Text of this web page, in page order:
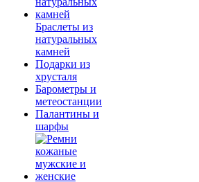
Браслеты из
натуральных
камней
Подарки из
хрусталя
Барометры и
метеостанции
Палантины и
шарфы